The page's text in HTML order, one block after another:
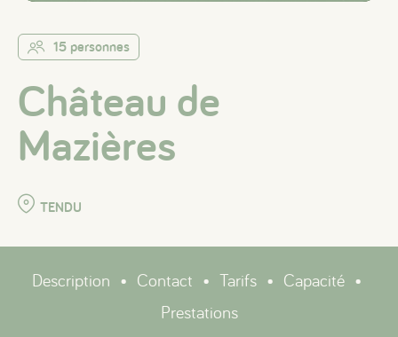
15 personnes
Château de
Mazières
TENDU
Description • Contact • Tarifs • Capacité •
Prestations